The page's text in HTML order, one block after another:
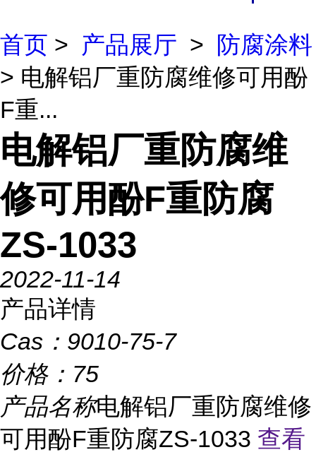
首页 > 产品展厅 >
防腐涂料
> 电解铝厂重防腐维修可用酚
F重...
电解铝厂重防腐维
修可用酚F重防腐
ZS-1033
2022-11-14
产品详情
Cas： 9010-75-7
价格： 75
产品名称电解铝厂重防腐维修
可用酚F重防腐ZS-1033 查看